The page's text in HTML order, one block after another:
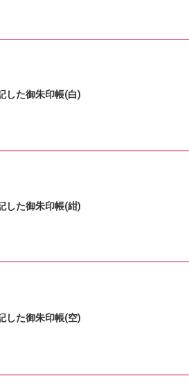
した御朱印帳(白)
した御朱印帳(紺)
した御朱印帳(空)